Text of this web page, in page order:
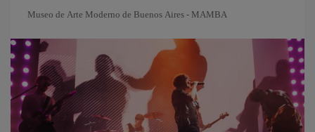
Museo de Arte Moderno de Buenos Aires - MAMBA